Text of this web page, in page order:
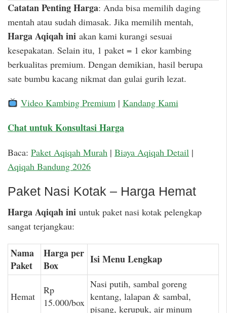
Catatan Penting Harga: Anda bisa memilih daging
mentah atau sudah dimasak. Jika memilih mentah,
Harga Aqiqah ini akan kami kurangi sesuai
kesepakatan. Selain itu, 1 paket = 1 ekor kambing
berkualitas premium. Dengan demikian, hasil berupa
sate bumbu kacang nikmat dan gulai gurih lezat.
Video Kambing Premium| Kandang Kami
Chat untuk Konsultasi Harga
Baca: Paket Aqiqah Murah | Biaya Aqiqah Detail |
Aqiqah Bandung 2026
Paket Nasi Kotak – Harga Hemat
Harga Aqiqah ini untuk paket nasi kotak pelengkap
sangat terjangkau:
Nama
Paket
Harga per
Box
Isi Menu Lengkap
Hemat
Rp
15.000/box
Nasi putih, sambal goreng
kentang, lalapan & sambal,
pisang, kerupuk, air minum